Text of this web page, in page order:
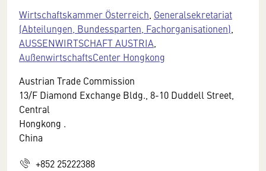
Datenschutzrecht angemessenen
Schutzniveau und insbesondere kann die
US-amerikanische Regierung Zugang zu
diesen Daten erlangen.
Details finden Sie in unserer
Datenschutzerklärung. Sie können diese
Einstellungen jederzeit in den Cookie-
Einstellungen im Footer unserer Webseite
widerrufen.
Wirtschaftskammer Österreich Generalsekretariat
(Abteilungen, Bundessparten, Fachorganisationen)
AUSSENWIRTSCHAFT AUSTRIA
AußenwirtschaftsCenter Hongkong
Austrian Trade Commission
13/F Diamond Exchange Bldg., 8-10 Duddell Street,
Central
Hongkong .
China
+852 25222388